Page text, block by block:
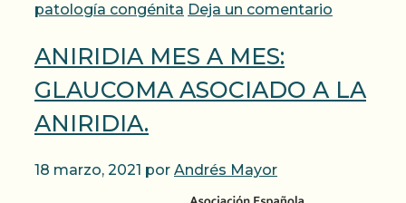
patología congénita Deja un comentario
ANIRIDIA MES A MES:
GLAUCOMA ASOCIADO A LA
ANIRIDIA.
18 marzo, 2021 por Andrés Mayor